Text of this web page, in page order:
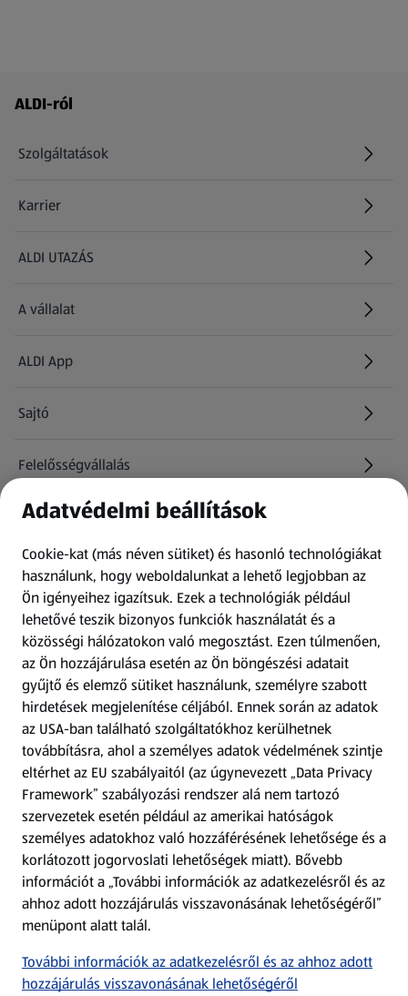
Láblécmenü - további linkek
ALDI-ról
Szolgáltatások
Karrier
(új oldalon nyílik meg)
ALDI UTAZÁS
(új oldalon nyílik meg)
A vállalat
ALDI App
Sajtó
Felelősségvállalás
Információk
Kérdőív
Fizetési lehetőségek
ALDI utalványok
Árcsökkentés
Adattörlő alkalmazás
Szervizpont
(új oldalon nyílik meg)
Fedezz fel minket az interneten!
Töltsd le az ALDI Magyarország applikációt!
Adatvédelmi beállítások
Cookie-kat (más néven sütiket) és hasonló technológiákat
használunk, hogy weboldalunkat a lehető legjobban az
Ön igényeihez igazítsuk. Ezek a technológiák például
lehetővé teszik bizonyos funkciók használatát és a
közösségi hálózatokon való megosztást. Ezen túlmenően,
az Ön hozzájárulása esetén az Ön böngészési adatait
gyűjtő és elemző sütiket használunk, személyre szabott
hirdetések megjelenítése céljából. Ennek során az adatok
az USA-ban található szolgáltatókhoz kerülhetnek
továbbításra, ahol a személyes adatok védelmének szintje
eltérhet az EU szabályaitól (az úgynevezett „Data Privacy
Framework” szabályozási rendszer alá nem tartozó
szervezetek esetén például az amerikai hatóságok
személyes adatokhoz való hozzáférésének lehetősége és a
korlátozott jogorvoslati lehetőségek miatt). Bővebb
információt a „További információk az adatkezelésről és az
ahhoz adott hozzájárulás visszavonásának lehetőségéről”
menüpont alatt talál.
További információk az adatkezelésről és az ahhoz adott
hozzájárulás visszavonásának lehetőségéről